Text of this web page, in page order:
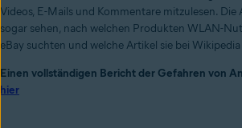
Videos, E-Mails und Kommentare mitzulesen.
sogar sehen, nach welchen Produkten WLAN-
eBay suchten und welche Artikel sie bei Wikipedia
Einen vollständigen Bericht der Gefahren von
hier